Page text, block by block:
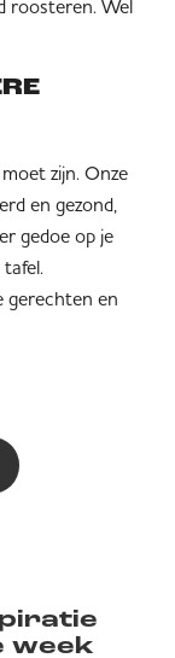
roosteren. Wel
zijn. Onze
en gezond,
gedoe op je
gerechten en
week